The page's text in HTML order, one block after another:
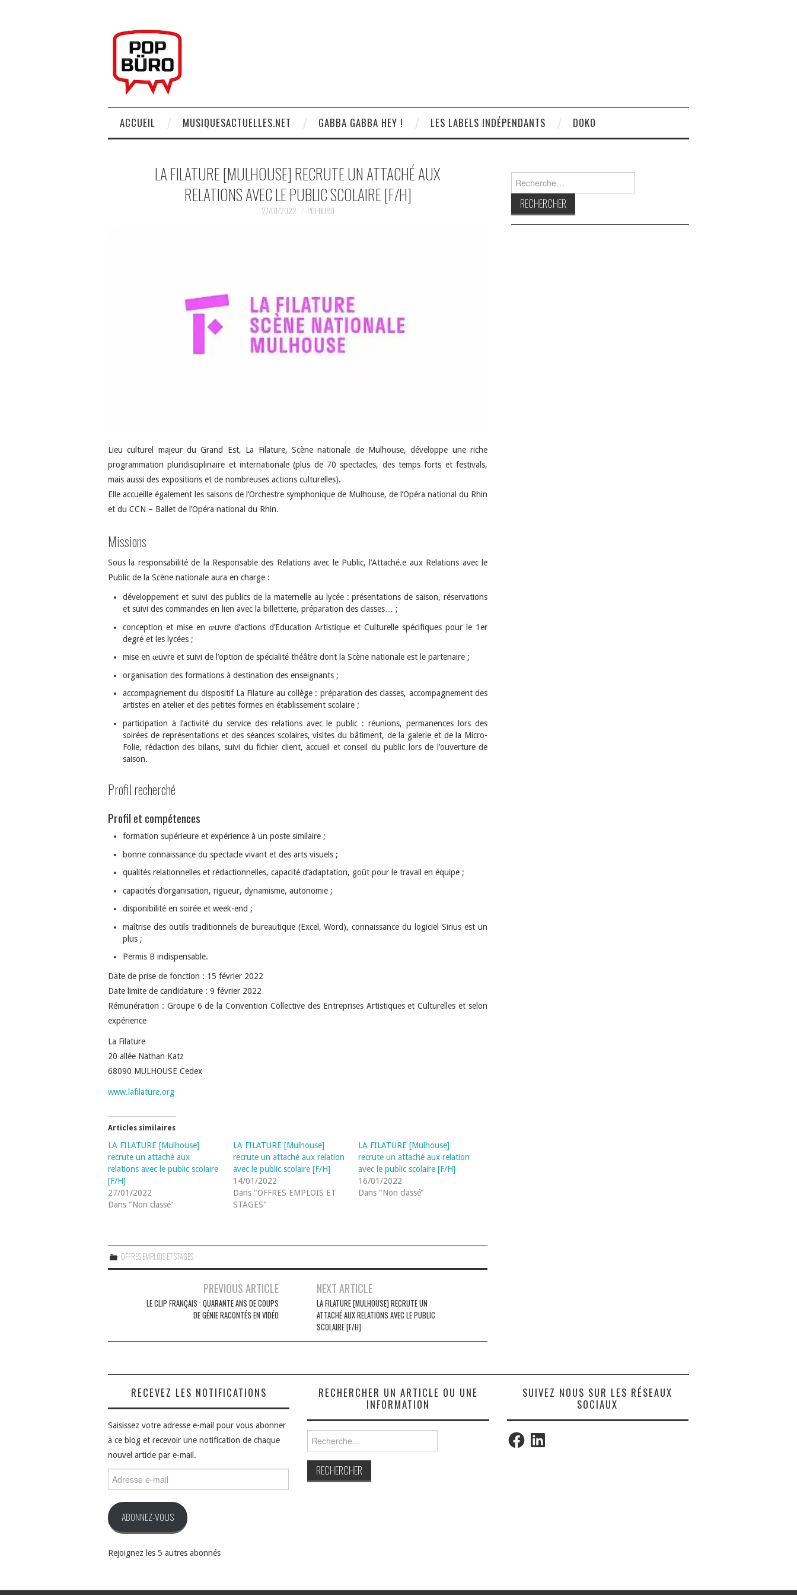
ACCUEIL MUSIQUESACTUELLES.NET GABBA GABBA HEY ! LES LABELS INDÉPENDANTS DOKO
LA FILATURE [MULHOUSE] RECRUTE UN ATTACHÉ AUX
RELATIONS AVEC LE PUBLIC SCOLAIRE [F/H]
27/01/2022 POPBURO
Lieu culturel majeur du Grand Est, La Filature, Scène nationale de Mulhouse, développe une riche
programmation pluridisciplinaire et internationale (plus de 70 spectacles, des temps forts et festivals,
mais aussi des expositions et de nombreuses actions culturelles).
Elle accueille également les saisons de l’Orchestre symphonique de Mulhouse, de l’Opéra national du Rhin
et du CCN – Ballet de l’Opéra national du Rhin.
Missions
Sous la responsabilité de la Responsable des Relations avec le Public, l’Attaché.e aux Relations avec le
Public de la Scène nationale aura en charge :
développement et suivi des publics de la maternelle au lycée : présentations de saison, réservations
et suivi des commandes en lien avec la billetterie, préparation des classes… ;
conception et mise en œuvre d’actions d’Education Artistique et Culturelle spécifiques pour le 1er
degré et les lycées ;
mise en œuvre et suivi de l’option de spécialité théâtre dont la Scène nationale est le partenaire ;
organisation des formations à destination des enseignants ;
accompagnement du dispositif La Filature au collège : préparation des classes, accompagnement des
artistes en atelier et des petites formes en établissement scolaire ;
participation à l’activité du service des relations avec le public : réunions, permanences lors des
soirées de représentations et des séances scolaires, visites du bâtiment, de la galerie et de la Micro-
Folie, rédaction des bilans, suivi du fichier client, accueil et conseil du public lors de l’ouverture de
saison.
Profil recherché
Profil et compétences
formation supérieure et expérience à un poste similaire ;
bonne connaissance du spectacle vivant et des arts visuels ;
qualités relationnelles et rédactionnelles, capacité d’adaptation, goût pour le travail en équipe ;
capacités d’organisation, rigueur, dynamisme, autonomie ;
disponibilité en soirée et week-end ;
maîtrise des outils traditionnels de bureautique (Excel, Word), connaissance du logiciel Sirius est un
plus ;
Permis B indispensable.
Date de prise de fonction : 15 février 2022
Date limite de candidature : 9 février 2022
Rémunération : Groupe 6 de la Convention Collective des Entreprises Artistiques et Culturelles et selon
expérience
La Filature
20 allée Nathan Katz
68090 MULHOUSE Cedex
www.lafilature.org
Articles similaires
LA FILATURE [Mulhouse]
recrute un attaché aux
relations avec le public scolaire
[F/H]
27/01/2022
Dans "Non classé"
LA FILATURE [Mulhouse]
recrute un attaché aux relation
avec le public scolaire [F/H]
14/01/2022
Dans "OFFRES EMPLOIS ET
STAGES"
LA FILATURE [Mulhouse]
recrute un attaché aux relation
avec le public scolaire [F/H]
16/01/2022
Dans "Non classé"
OFFRES EMPLOIS ET STAGES
PREVIOUS ARTICLE
LE CLIP FRANÇAIS : QUARANTE ANS DE COUPS
DE GÉNIE RACONTÉS EN VIDÉO
NEXT ARTICLE
LA FILATURE [MULHOUSE] RECRUTE UN
ATTACHÉ AUX RELATIONS AVEC LE PUBLIC
SCOLAIRE [F/H]
RECEVEZ LES NOTIFICATIONS
Saisissez votre adresse e-mail pour vous abonner
à ce blog et recevoir une notification de chaque
nouvel article par e-mail.
e-
ABONNEZ-VOUS
Rejoignez les 5 autres abonnés
RECHERCHER UN ARTICLE OU UNE
INFORMATION
SUIVEZ NOUS SUR LES RÉSEAUX
SOCIAUX
FacebookLinkedIn